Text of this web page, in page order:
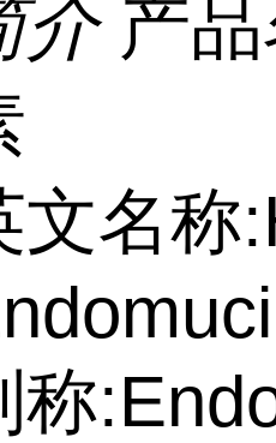
介 产
文名称
称